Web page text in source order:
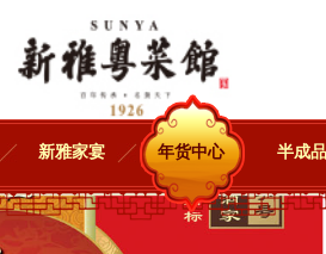
新雅家宴 年货中心 半成